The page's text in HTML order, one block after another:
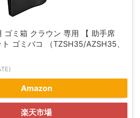
ゴミ箱 クラウン 専用 【 助手席
ゴミバコ （TZSH35/AZSH35、
Amazon
楽天市場